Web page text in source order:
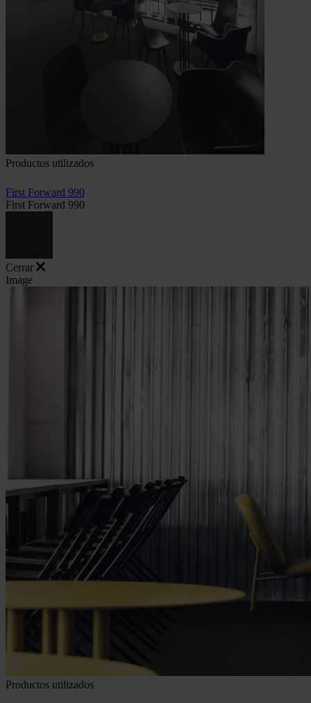
Productos utilizados
First Forward 990
First Forward 990
Cerrar
Image
Productos utilizados